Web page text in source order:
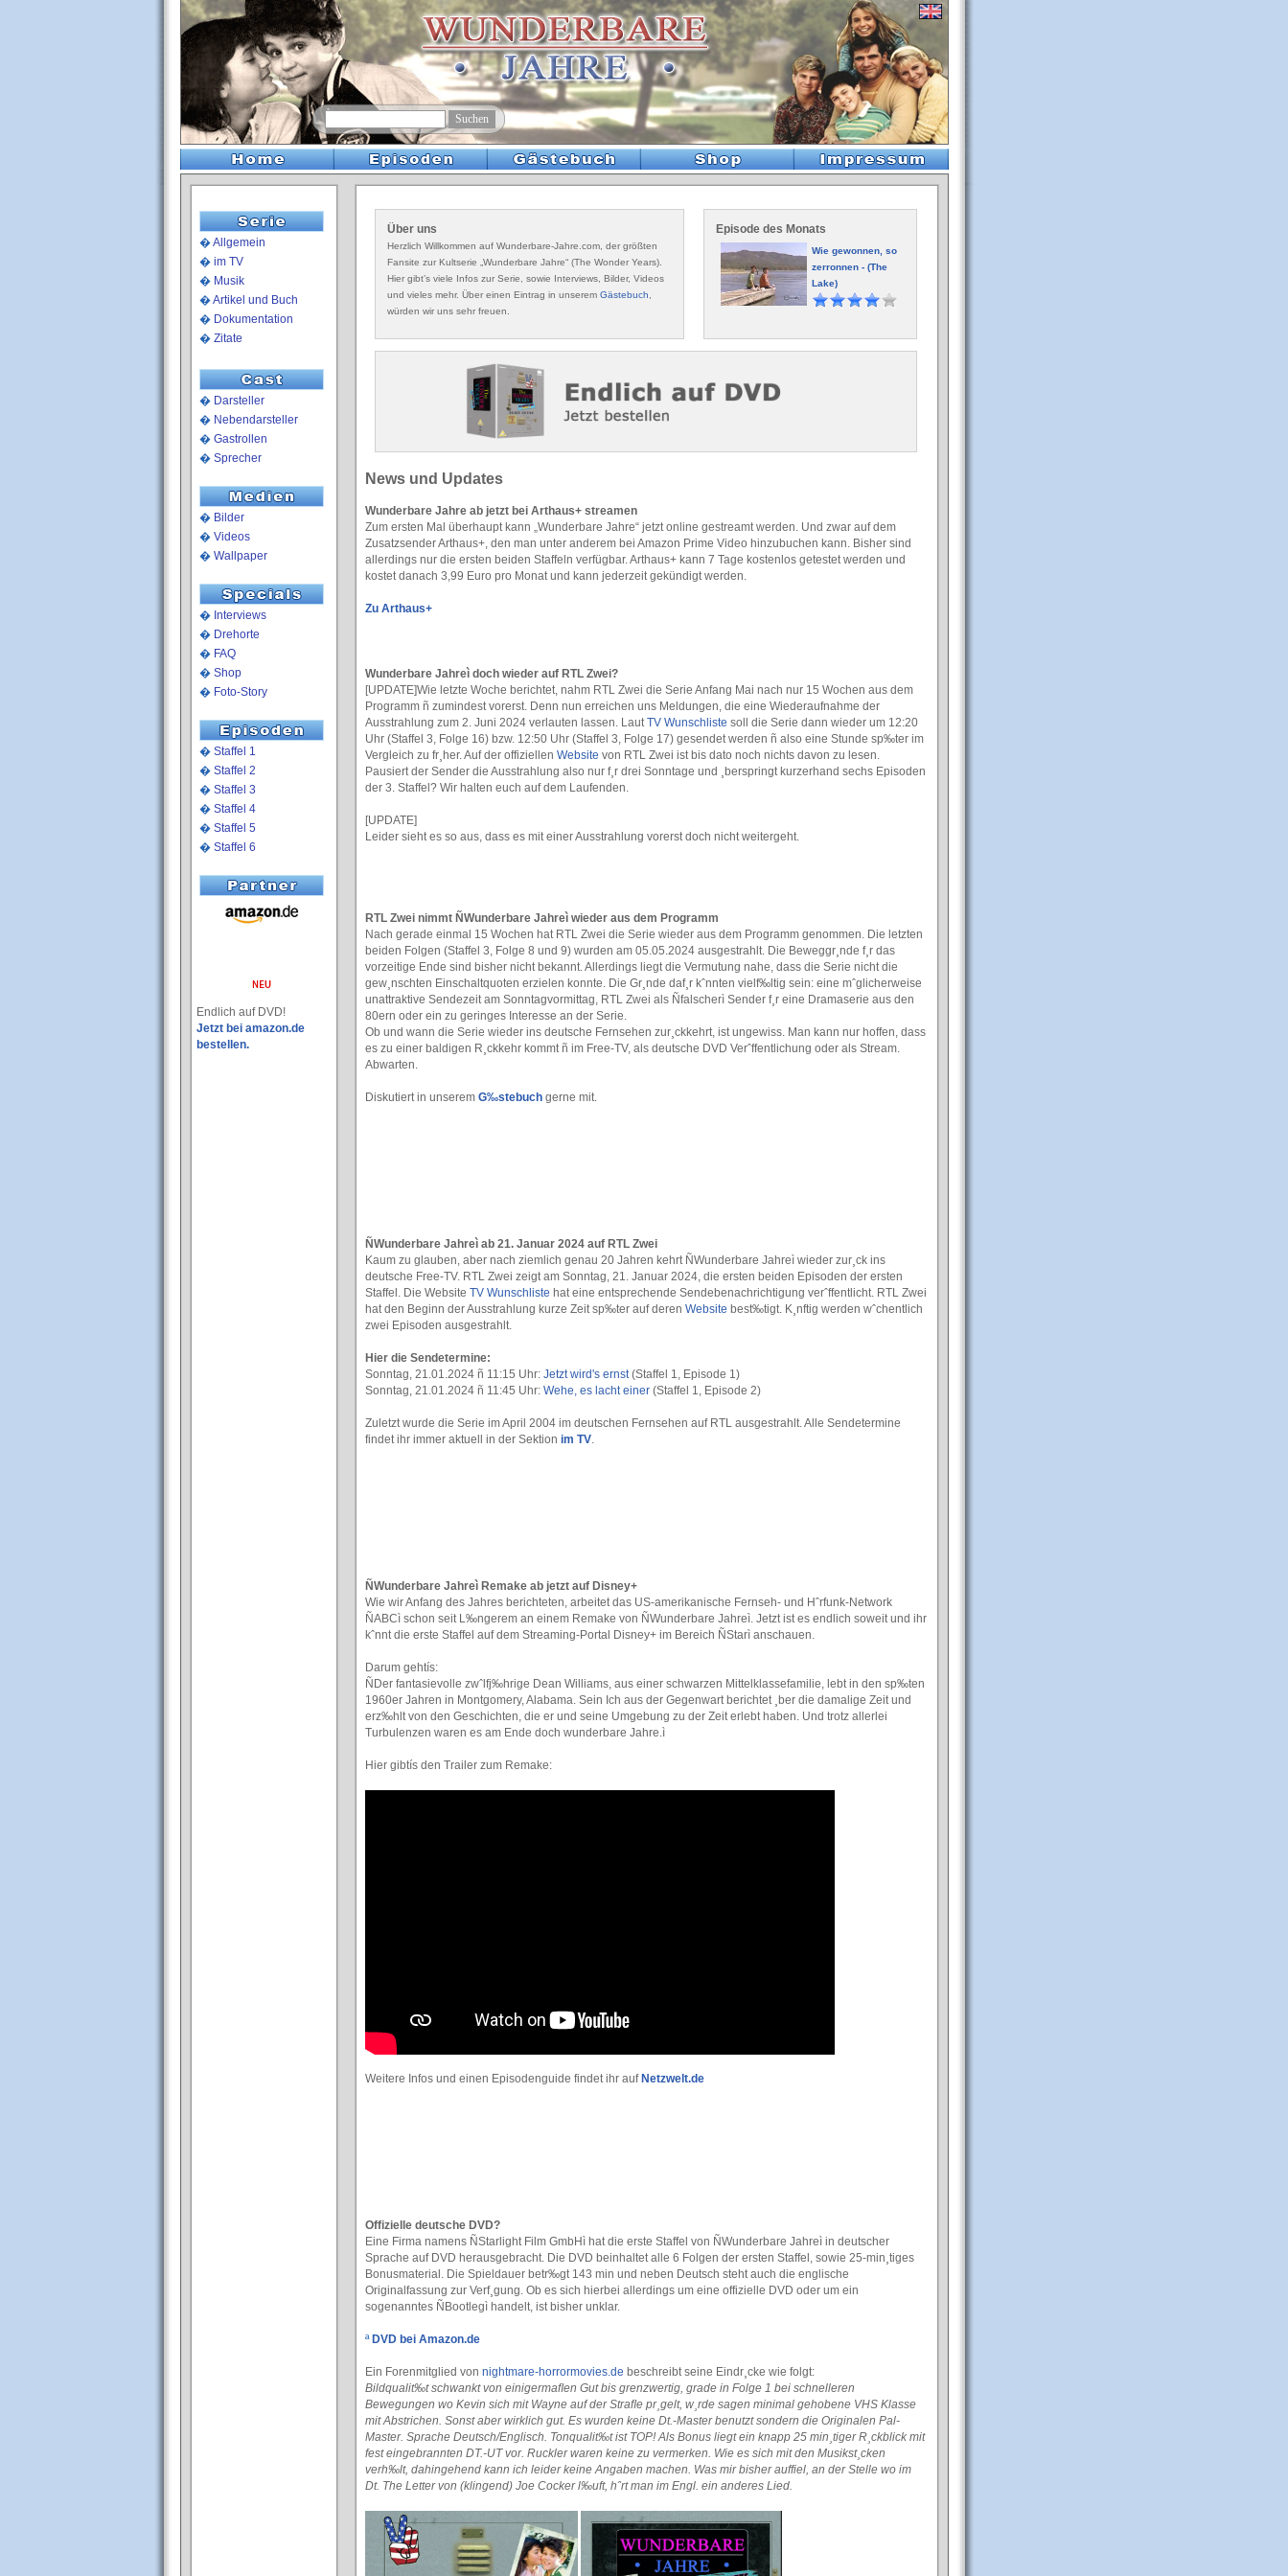
�Allgemein
� im TV
� Musik
�Artikel und Buch
� Dokumentation
� Zitate
� Darsteller
� Nebendarsteller
� Gastrollen
� Sprecher
� Bilder
� Videos
� Wallpaper
� Interviews
� Drehorte
� FAQ
� Shop
� Foto-Story
� Staffel 1
� Staffel 2
� Staffel 3
� Staffel 4
� Staffel 5
� Staffel 6
Endlich auf DVD!
Jetzt bei amazon.de
bestellen.
Über uns
Herzlich Willkommen auf Wunderbare-Jahre.com, der größten
Fansite zur Kultserie „Wunderbare Jahre“ (The Wonder Years).
Hier gibt’s viele Infos zur Serie, sowie Interviews, Bilder, Videos
und vieles mehr. Über einen Eintrag in unserem Gästebuch
würden wir uns sehr freuen.
Episode des Monats
Wie gewonnen, so
zerronnen - (The
Lake)
News und Updates
Wunderbare Jahre ab jetzt bei Arthaus+ streamen
Zum ersten Mal überhaupt kann „Wunderbare Jahre“ jetzt online gestreamt werden. Und zwar auf dem
Zusatzsender Arthaus+, den man unter anderem bei Amazon Prime Video hinzubuchen kann. Bisher sind
allerdings nur die ersten beiden Staffeln verfügbar. Arthaus+ kann 7 Tage kostenlos getestet werden und
kostet danach 3,99 Euro pro Monat und kann jederzeit gekündigt werden.
Zu Arthaus+
Wunderbare Jahreì doch wieder auf RTL Zwei?
[UPDATE]Wie letzte Woche berichtet, nahm RTL Zwei die Serie Anfang Mai nach nur 15 Wochen aus dem
Programm ñ zumindest vorerst. Denn nun erreichen uns Meldungen, die eine Wiederaufnahme der
Ausstrahlung zum 2. Juni 2024 verlauten lassen. LautTV Wunschliste soll die Serie dann wieder um 12:20
Uhr (Staffel 3, Folge 16) bzw. 12:50 Uhr (Staffel 3, Folge 17) gesendet werden ñ also eine Stunde sp‰ter im
Vergleich zu fr¸her. Auf der offiziellen Website von RTL Zwei ist bis dato noch nichts davon zu lesen.
Pausiert der Sender die Ausstrahlung also nur f¸r drei Sonntage und ¸berspringt kurzerhand sechs Episoden
der 3. Staffel? Wir halten euch auf dem Laufenden.
[UPDATE]
Leider sieht es so aus, dass es mit einer Ausstrahlung vorerst doch nicht weitergeht.
RTL Zwei nimmt ÑWunderbare Jahreì wieder aus dem Programm
Nach gerade einmal 15 Wochen hat RTL Zwei die Serie wieder aus dem Programm genommen. Die letzten
beiden Folgen (Staffel 3, Folge 8 und 9) wurden am 05.05.2024 ausgestrahlt. Die Beweggr¸nde f¸r das
vorzeitige Ende sind bisher nicht bekannt. Allerdings liegt die Vermutung nahe, dass die Serie nicht die
gew¸nschten Einschaltquoten erzielen konnte. Die Gr¸nde daf¸r kˆnnten vielf‰ltig sein: eine mˆglicherweise
unattraktive Sendezeit am Sonntagvormittag, RTL Zwei als Ñfalscherì Sender f¸r eine Dramaserie aus den
80ern oder ein zu geringes Interesse an der Serie.
Ob und wann die Serie wieder ins deutsche Fernsehen zur¸ckkehrt, ist ungewiss. Man kann nur hoffen, dass
es zu einer baldigen R¸ckkehr kommt ñ im Free-TV, als deutsche DVD Verˆffentlichung oder als Stream.
Abwarten.
Diskutiert in unserem G‰stebuch gerne mit.
ÑWunderbare Jahreì ab 21. Januar 2024 auf RTL Zwei
Kaum zu glauben, aber nach ziemlich genau 20 Jahren kehrt ÑWunderbare Jahreì wieder zur¸ck ins
deutsche Free-TV. RTL Zwei zeigt am Sonntag, 21. Januar 2024, die ersten beiden Episoden der ersten
Staffel. Die Website TV Wunschliste hat eine entsprechende Sendebenachrichtigung verˆffentlicht. RTL Zwei
hat den Beginn der Ausstrahlung kurze Zeit sp‰ter auf deren Website best‰tigt. K¸nftig werden wˆchentlich
zwei Episoden ausgestrahlt.
Hier die Sendetermine:
Sonntag, 21.01.2024 ñ 11:15 Uhr: Jetzt wird's ernst(Staffel 1, Episode 1)
Sonntag, 21.01.2024 ñ 11:45 Uhr: Wehe, es lacht einer (Staffel 1, Episode 2)
Zuletzt wurde die Serie im April 2004 im deutschen Fernsehen auf RTL ausgestrahlt. Alle Sendetermine
findet ihr immer aktuell in der Sektion im TV.
ÑWunderbare Jahreì Remake ab jetzt auf Disney+
Wie wir Anfang des Jahres berichteten, arbeitet das US-amerikanische Fernseh- und Hˆrfunk-Network
ÑABCì schon seit L‰ngerem an einem Remake von ÑWunderbare Jahreì. Jetzt ist es endlich soweit und ihr
kˆnnt die erste Staffel auf dem Streaming-Portal Disney+ im Bereich ÑStarì anschauen.
Darum gehtís:
ÑDer fantasievolle zwˆlfj‰hrige Dean Williams, aus einer schwarzen Mittelklassefamilie, lebt in den sp‰ten
1960er Jahren in Montgomery, Alabama. Sein Ich aus der Gegenwart berichtet ¸ber die damalige Zeit und
erz‰hlt von den Geschichten, die er und seine Umgebung zu der Zeit erlebt haben. Und trotz allerlei
Turbulenzen waren es am Ende doch wunderbare Jahre.ì
Hier gibtís den Trailer zum Remake:
Weitere Infos und einen Episodenguide findet ihr auf Netzwelt.de
Offizielle deutsche DVD?
Eine Firma namens ÑStarlight Film GmbHì hat die erste Staffel von ÑWunderbare Jahreì in deutscher
Sprache auf DVD herausgebracht. Die DVD beinhaltet alle 6 Folgen der ersten Staffel, sowie 25-min¸tiges
Bonusmaterial. Die Spieldauer betr‰gt 143 min und neben Deutsch steht auch die englische
Originalfassung zur Verf¸gung. Ob es sich hierbei allerdings um eine offizielle DVD oder um ein
sogenanntes ÑBootlegì handelt, ist bisher unklar.
ª DVD bei Amazon.de
Ein Forenmitglied von nightmare-horrormovies.de beschreibt seine Eindr¸cke wie folgt:
Bildqualit‰t schwankt von einigermaﬂen Gut bis grenzwertig, grade in Folge 1 bei schnelleren
Bewegungen wo Kevin sich mit Wayne auf der Straﬂe pr¸gelt, w¸rde sagen minimal gehobene VHS Klasse
mit Abstrichen. Sonst aber wirklich gut. Es wurden keine Dt.-Master benutzt sondern die Originalen Pal-
Master. Sprache Deutsch/Englisch. Tonqualit‰t ist TOP! Als Bonus liegt ein knapp 25 min¸tiger R¸ckblick mit
fest eingebrannten DT.-UT vor. Ruckler waren keine zu vermerken. Wie es sich mit den Musikst¸cken
verh‰lt, dahingehend kann ich leider keine Angaben machen. Was mir bisher auffiel, an der Stelle wo im
Dt. The Letter von (klingend) Joe Cocker l‰uft, hˆrt man im Engl. ein anderes Lied.